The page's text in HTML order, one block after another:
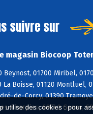
utilise des cookies : pour
suivre sur
magasin Biocoop
Beynost, 01700 Miribel,
La Boisse, 01120 Montluel,
de-Corcy, 01390
Charpieu, 69740 Genas,